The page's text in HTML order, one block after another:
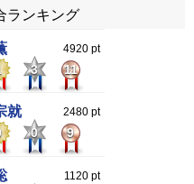
ランキング
4920 pt
3 11
就 2480 pt
0 9
1120 pt